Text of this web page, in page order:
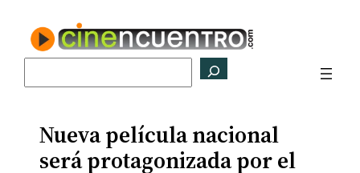
contenido
Nueva película nacional
será protagonizada por el